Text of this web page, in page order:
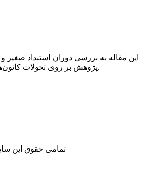
این مقاله به بررسی دوران استبداد
پژوهش بر روی تحولات کانون‌های مشروطه در دوران استبداد صغیر در سه منطقه رشت، تبریز و بختیاری توجه شده و کیفیت همکاری روسیه و انگلیس در آن بررسی شده است.
تمامی حقوق این